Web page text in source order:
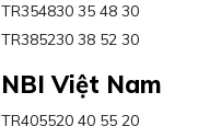
TR354830 35 48 30
TR385230 38 52 30
NBI Việt Nam
TR405520 40 55 20